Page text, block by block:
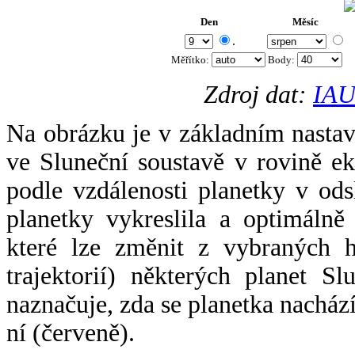
Den Měsíc
.
Měřítko: Body:
Zdroj dat:
Na obrázku je v základním
ve Sluneční soustavě v rovině
podle vzdálenosti planetky v
planetky vykreslila a
které lze změnit z vybraných
trajektorií) některých planet
naznačuje, zda se planetka
ní (červeně).